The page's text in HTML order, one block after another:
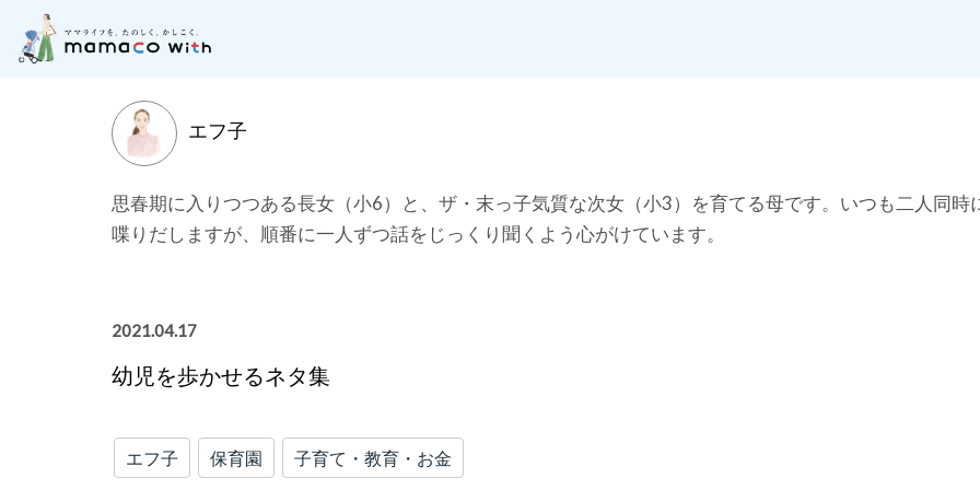
月齢別に記事を探す
エフ子
思春期に入りつつある長女（小6）と、ザ・末っ子気質な次女（小3）を育てる母です。いつも二人同時
喋りだしますが、順番に一人ずつ話をじっくり聞くよう心がけています。
2021.04.17
幼児を歩かせるネタ集
エフ子 保育園 子育て・教育・お金